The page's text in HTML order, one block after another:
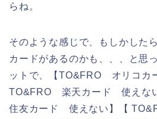
らね。
そのような感じで、もしかした
カードがあるのかも、、、と思
ットで、【TO&FRO オリコカ
TO&FRO 楽天カード 使えな
住友カード 使えない】【